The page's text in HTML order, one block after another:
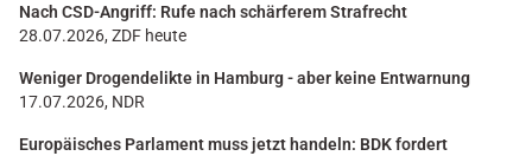
Nach CSD-Angriff: Rufe nach schärferem Strafrecht
28.07.2026, ZDF heute
Weniger Drogendelikte in Hamburg - aber keine Entwarnung
17.07.2026, NDR
Europäisches Parlament muss jetzt handeln: BDK fordert